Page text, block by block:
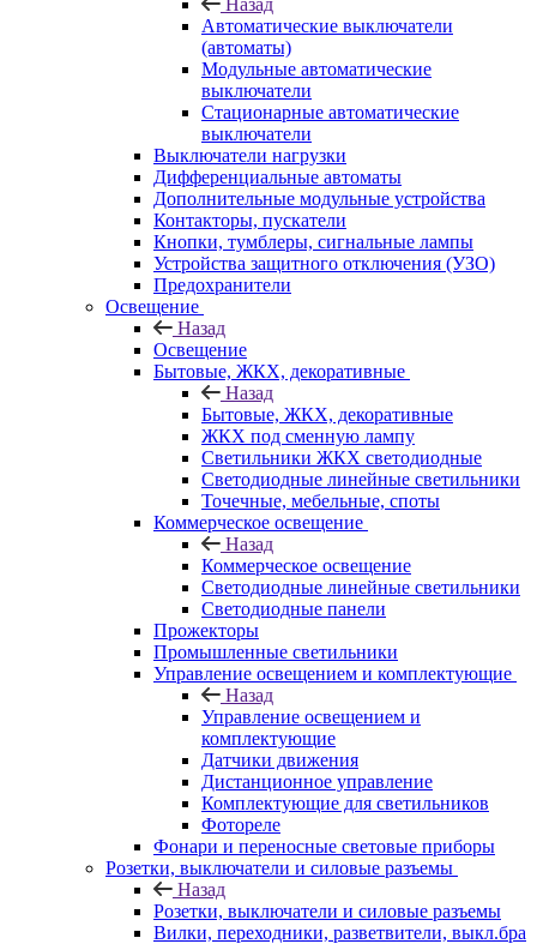
Назад
Автоматические выключатели
(автоматы)
Модульные автоматические
выключатели
Стационарные автоматические
выключатели
Выключатели нагрузки
Дифференциальные автоматы
Дополнительные модульные устройства
Контакторы, пускатели
Кнопки, тумблеры, сигнальные лампы
Устройства защитного отключения (УЗО)
Предохранители
Освещение
Назад
Освещение
Бытовые, ЖКХ, декоративные
Назад
Бытовые, ЖКХ, декоративные
ЖКХ под сменную лампу
Светильники ЖКХ светодиодные
Светодиодные линейные светильники
Точечные, мебельные, споты
Коммерческое освещение
Назад
Коммерческое освещение
Светодиодные линейные светильники
Светодиодные панели
Прожекторы
Промышленные светильники
Управление освещением и комплектующие
Назад
Управление освещением и
комплектующие
Датчики движения
Дистанционное управление
Комплектующие для светильников
Фотореле
Фонари и переносные световые приборы
Розетки, выключатели и силовые разъемы
Назад
Розетки, выключатели и силовые разъемы
Вилки, переходники, разветвители, выкл.бра